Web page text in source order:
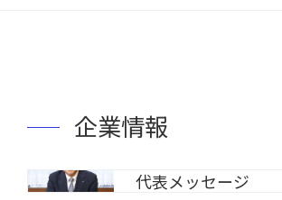
企業情報
代表メッセージ